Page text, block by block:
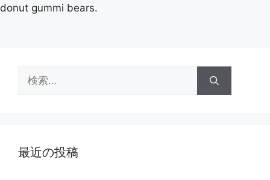
donut gummi bears.
最近の投稿